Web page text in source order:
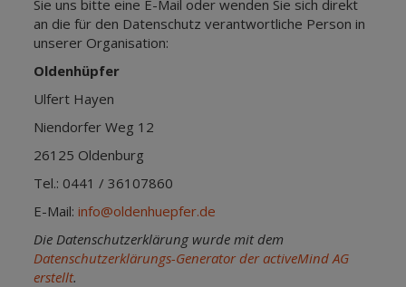
Sie uns bitte eine E-Mail oder wenden Sie sich direkt
an die für den Datenschutz verantwortliche Person in
unserer Organisation:
Oldenhüpfer
Ulfert Hayen
Niendorfer Weg 12
26125 Oldenburg
Tel.: 0441 / 36107860
E-Mail:info@oldenhuepfer.de
Die Datenschutzerklärung wurde mit dem
Datenschutzerklärungs-Generator der activeMind AG
erstellt.